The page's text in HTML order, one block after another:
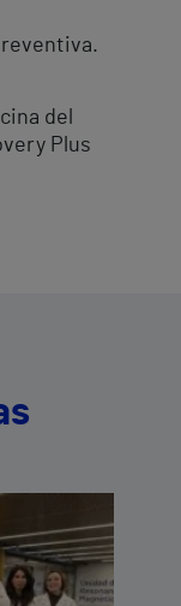
del
Plus